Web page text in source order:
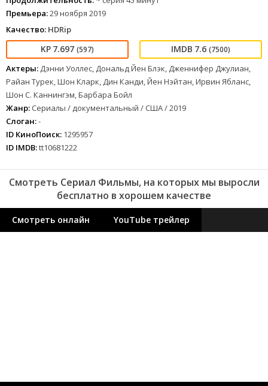
Премьера:29 ноября 2019
Качество: HDRip
7.697 (597) 7.6 (7500)
Актеры: Дэнни Уоллес, Дональд Йен Блэк, Дженнифер Джулиан,
Райан Турек, Шон Кларк, Дин Канди, Йен Нэйтан, Ирвин Ябланс,
Шон С. Каннингэм, Барбара Бойл
Жанр: Сериалы / документальный / США / 2019
Слоган:-
ID КиноПоиск: 1295957
ID IMDB:tt10681222
Смотреть Сериал Фильмы, на которых мы выросли
бесплатно в хорошем качестве
Смотреть онлайн YouTube трейлер